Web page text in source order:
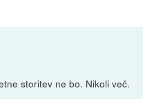
storitev ne bo. Nikoli več.